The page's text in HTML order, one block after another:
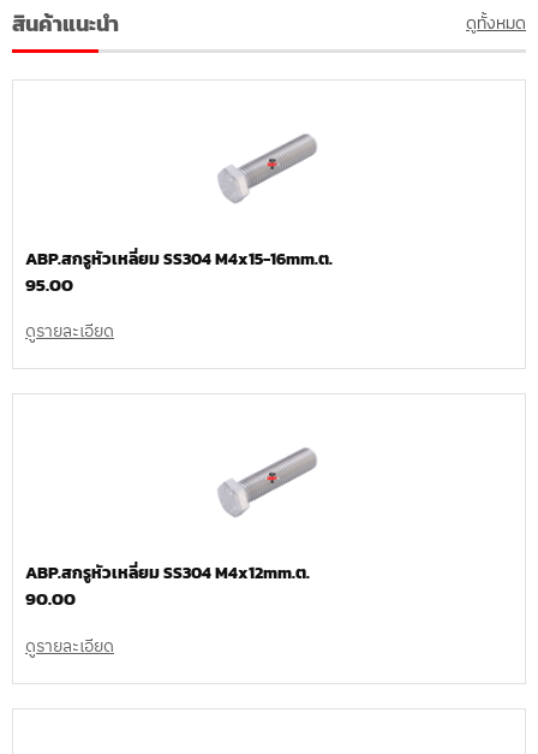
สินค้าแนะนำ ดูทั้งหมด
ABP.สกรูหัวเหลี่ยม SS304 M4x15-16mm.ต.
95.00
ดูรายละเอียด
ABP.สกรูหัวเหลี่ยม SS304 M4x12mm.ต.
90.00
ดูรายละเอียด